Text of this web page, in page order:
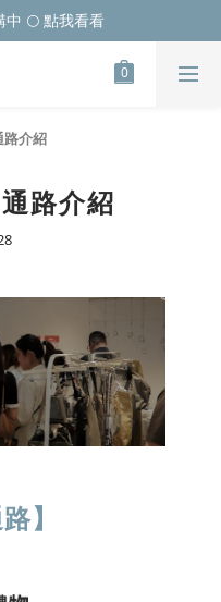
🌕 點我看看
介紹
路介紹
】